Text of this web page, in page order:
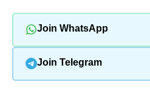
Join WhatsApp
Join Telegram